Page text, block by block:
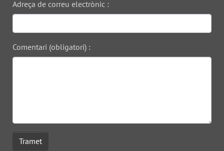
Adreça de correu electrònic :
Comentari (obligatori) :
Tramet